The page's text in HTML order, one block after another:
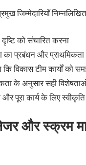
जिम्मेदारियाँ
दृष्टि को संचारित करना
प्रबंधन और प्राथमिकता
विकास टीम कार्यों को
के अनुसार सही
और पूरा कार्य के लिए
और स्क्रम